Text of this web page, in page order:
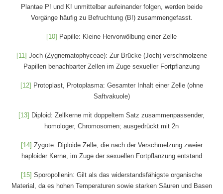
Plantae P! und K! unmittelbar aufeinander folgen, werden beide
Vorgänge häufig zu Befruchtung (B!) zusammengefasst.
[10] Papille: Kleine Hervorwölbung einer Zelle
[11] Joch (Zygnematophyceae): Zur Brücke (Joch) verschmolzene
Papillen benachbarter Zellen im Zuge sexueller Fortpflanzung
[12] Protoplast, Protoplasma: Gesamter Inhalt einer Zelle (ohne
Saftvakuole)
[13] Diploid: Zellkerne mit doppeltem Satz zusammenpassender,
homologer, Chromosomen; ausgedrückt mit 2n
[14] Zygote: Diploide Zelle, die nach der Verschmelzung zweier
haploider Kerne, im Zuge der sexuellen Fortpflanzung entstand
[15] Sporopollenin: Gilt als das widerstandsfähigste organische
Material, da es hohen Temperaturen sowie starken Säuren und Basen